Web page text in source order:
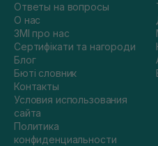
Ответы на вопросы
О нас
ЗМІ про нас
Сертифікати та нагороди
Блог
Бюті словник
Контакты
Условия использования
сайта
Политика
конфиденциальности